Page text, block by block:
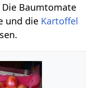
Baumtomate
und die Kartoffel